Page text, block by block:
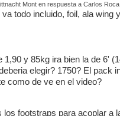
Jefferson Mittnacht Mont en respuesta a Carlos Roca
todo incluido, foil, ala wing
1,90 y 85kg ira bien la de 6'
elegir? 1750? El pack
como de ve en el video?
footstraps para acoplar a la